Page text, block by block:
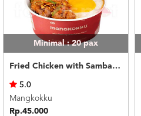
LOYALTY
PROGRAM
ABOUT
BLOG
Minimal : 20pax
Fried Chicken with Sambal Korek Bawang
5.0
Mangkokku
Rp.45.000